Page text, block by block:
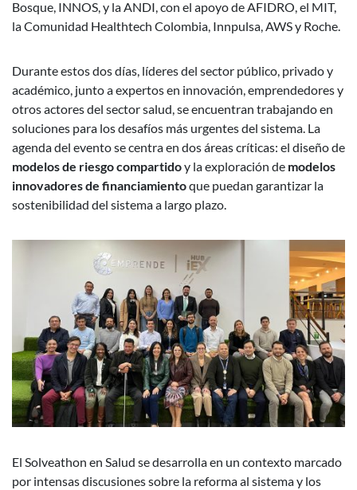
Bosque, INNOS, y la ANDI, con el apoyo de AFIDRO, el MIT,
la Comunidad Healthtech Colombia, Innpulsa, AWS y Roche.
Durante estos dos días, líderes del sector público, privado y
académico, junto a expertos en innovación, emprendedores y
otros actores del sector salud, se encuentran trabajando en
soluciones para los desafíos más urgentes del sistema. La
agenda del evento se centra en dos áreas críticas: el diseño de
modelos de riesgo compartidoy la exploración de modelos
innovadores de financiamientoque puedan garantizar la
sostenibilidad del sistema a largo plazo.
El Solveathon en Salud se desarrolla en un contexto marcado
por intensas discusiones sobre la reforma al sistema y los